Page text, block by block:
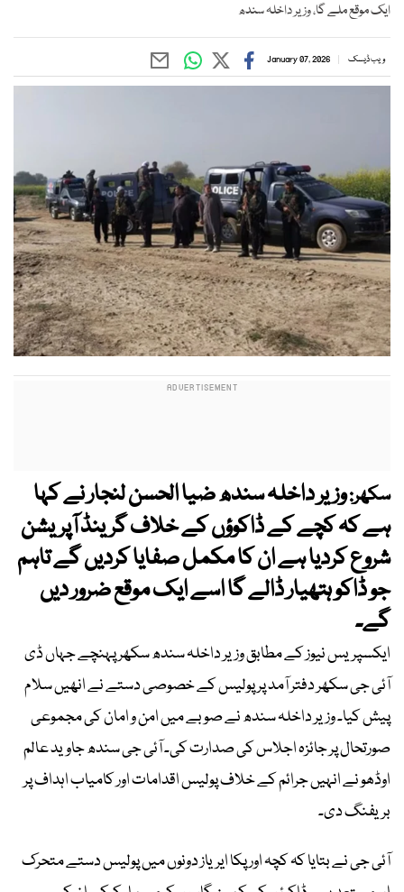
ایک موقع ملے گا، وزیر داخلہ سندھ
ویب ڈیسک January 07, 2026
سکھر:وزیر داخلہ سندھ ضیا الحسن لنجار نے کہا
ہے کہ کچے کے ڈاکوؤں کے خلاف گرینڈ آپریشن
شروع کردیا ہے ان کا مکمل صفایا کردیں گے تاہم
جو ڈاکو ہتھیار ڈالے گا اسے ایک موقع ضرور دیں
گے۔
ایکسپریس نیوز کے مطابق وزیر داخلہ سندھ سکھر پہنچے جہاں ڈی
آئی جی سکھر دفتر آمد پر پولیس کے خصوصی دستے نے انھیں سلام
پیش کیا۔ وزیر داخلہ سندھ نے صوبے میں امن و امان کی مجموعی
صورتحال پر جائزہ اجلاس کی صدارت کی۔ آئی جی سندھ جاوید عالم
اوڈھو نے انہیں جرائم کے خلاف پولیس اقدامات اور کامیاب اہداف پر
بریفنگ دی۔
آئی جی نے بتایا کہ کچہ اور پکا ایریاز دونوں میں پولیس دستے متحرک